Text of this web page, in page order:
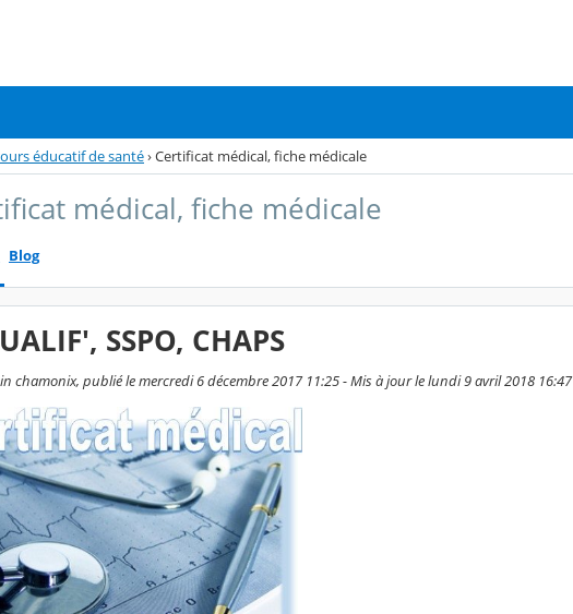
éducatif de santé›Certificat médical, fiche médicale
médical, fiche médicale
Blog
SSPO, CHAPS
chamonix, publié le mercredi 6 décembre 2017 11:25 - Mis à jour le lundi 9 avril 2018 16:47